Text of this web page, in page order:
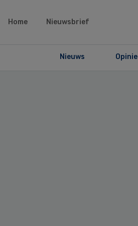
Home Nieuwsbrief
Nieuws Opinie